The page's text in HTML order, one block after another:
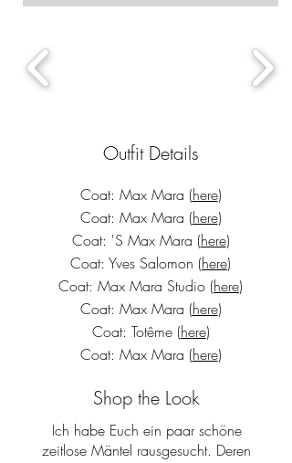
Outfit Details
Coat: Max Mara (here)
Coat: Max Mara (here)
Coat: 'S Max Mara (here)
Coat: Yves Salomon (here)
Coat: Max Mara Studio (here)
Coat: Max Mara (here)
Coat: Totême (here)
Coat: Max Mara (here)
Shop the Look
Ich habe Euch ein paar schöne
zeitlose Mäntel rausgesucht. Deren